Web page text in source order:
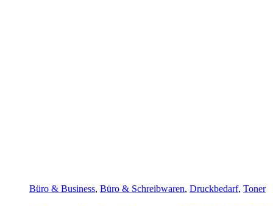
Büro & Business, Büro & Schreibwaren, Druckbedarf, Toner